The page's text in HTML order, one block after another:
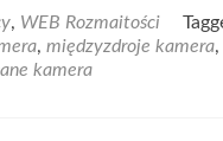
, WEB Rozmaitości
, międzyzdroje kamera,
kamera